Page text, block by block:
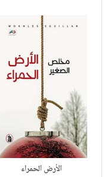
الأرض الحمراء